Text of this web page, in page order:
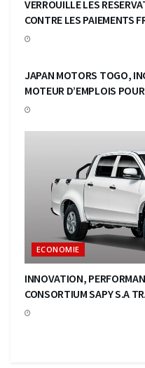
VERROUILLE LES
CONTRE LES PAIEMENTS
JAPAN MOTORS TOGO,
MOTEUR D’EMPLOIS
ECONOMIE
INNOVATION,
CONSORTIUM SAPY S.A